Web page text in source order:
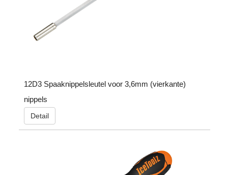
12D3 Spaaknippelsleutel voor 3,6mm (vierkante)
nippels
Detail